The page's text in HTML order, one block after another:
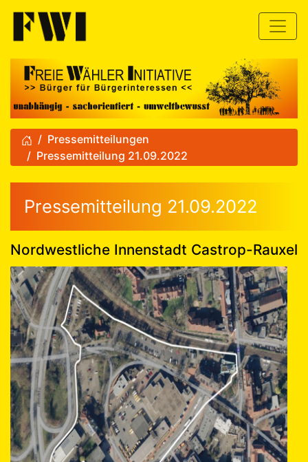
Pressemitteilungen
Pressemitteilung 21.09.2022
Pressemitteilung
Pressemitteilung 21.09.2022
Nordwestliche Innenstadt Castrop-Rauxel